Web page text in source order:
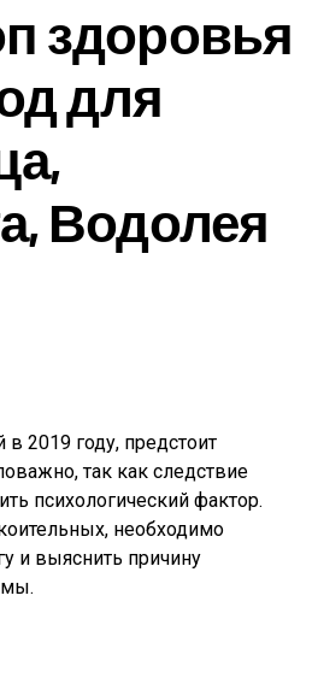
здоровья
для
Водолея
2019 году, предстоит
так как следствие
психологический фактор.
необходимо
и выяснить причину